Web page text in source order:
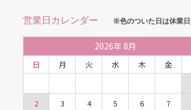
営業日カレンダー ※色のついた日は休業日
2026年 8月
日 月 火 水 木 金
2
3 4 5 6 7